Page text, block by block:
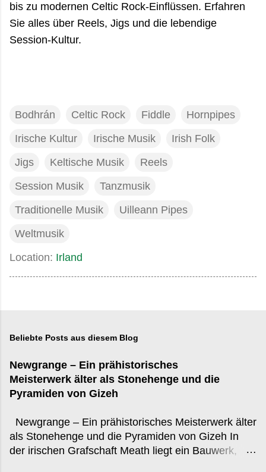
bis zu modernen Celtic Rock-Einflüssen. Erfahren
Sie alles über Reels, Jigs und die lebendige
Session-Kultur.
Bodhrán Celtic Rock Fiddle
Hornpipes
Irische Kultur
Irische Musik
Irish Folk
Jigs
Keltische Musik
Reels
Session Musik
Tanzmusik
Traditionelle Musik
Uilleann Pipes
Weltmusik
Location: Irland
Beliebte Posts aus diesem Blog
Newgrange – Ein prähistorisches
Meisterwerk älter als Stonehenge und die
Pyramiden von Gizeh
Newgrange – Ein prähistorisches Meisterwerk älter
als Stonehenge und die Pyramiden von Gizeh In
der irischen Grafschaft Meath liegt ein Bauwerk,